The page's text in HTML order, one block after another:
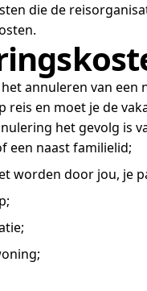
die de
annuleren van
reis en moet je de
het gevolg is
een naast familielid;
worden door jou, je